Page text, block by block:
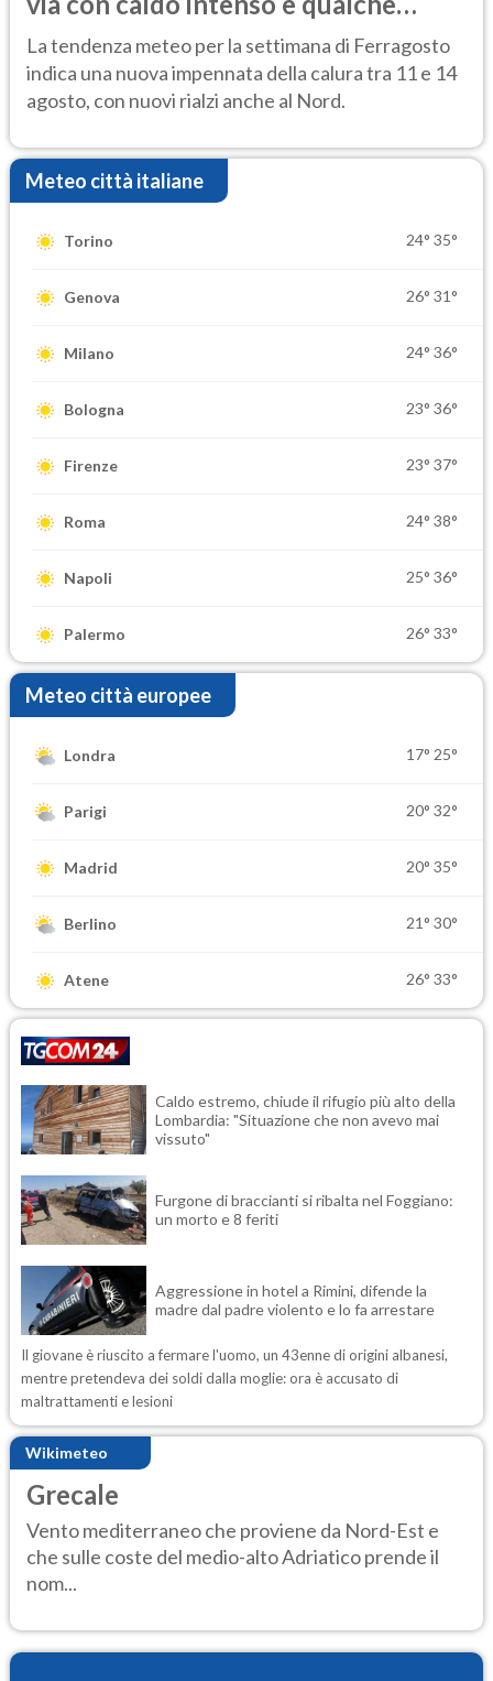
temporale
La tendenza meteo per la settimana di Ferragosto
indica una nuova impennata della calura tra 11 e 14
agosto, con nuovi rialzi anche al Nord.
Meteo città italiane
Torino 24° 35°
Genova 26° 31°
Milano 24° 36°
Bologna 23° 36°
Firenze 23° 37°
Roma 24° 38°
Napoli 25° 36°
Palermo 26° 33°
Meteo città europee
Londra 17° 25°
Parigi 20° 32°
Madrid 20° 35°
Berlino 21° 30°
Atene 26° 33°
Caldo estremo, chiude il rifugio più alto della
Lombardia: "Situazione che non avevo mai
vissuto"
Furgone di braccianti si ribalta nel Foggiano:
un morto e 8 feriti
Aggressione in hotel a Rimini, difende la
madre dal padre violento e lo fa arrestare
Il giovane è riuscito a fermare l'uomo, un 43enne di origini albanesi,
mentre pretendeva dei soldi dalla moglie: ora è accusato di
maltrattamenti e lesioni
Wikimeteo
Grecale
Vento mediterraneo che proviene da Nord-Est e
che sulle coste del medio-alto Adriatico prende il
nom...